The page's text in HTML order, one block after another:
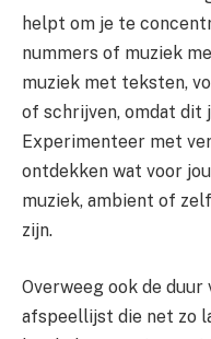
helpt om je te
nummers of muziek
muziek met teksten,
of schrijven, omdat dit
Experimenteer met
ontdekken wat voor
muziek, ambient of
zijn.
Overweeg ook de
afspeellijst die net zo